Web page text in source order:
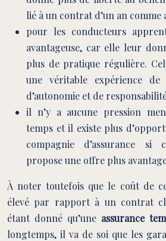
lié à un contrat d’un an comme
pour les conducteurs
avantageuse, car elle leur
plus de pratique régulière.
une véritable expérience
d’autonomie et de
il n’y a aucune pression
temps et il existe plus
compagnie d’assurance si
propose une offre plus
À noter toutefois que le coût de
élevé par rapport à un contrat
étant donné qu’une assurance
longtemps, il va de soi que les